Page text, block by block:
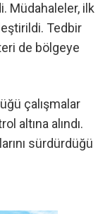
Müdahaleler, ilk
Tedbir
de bölgeye
çalışmalar
altına alındı.
sürdürdüğü